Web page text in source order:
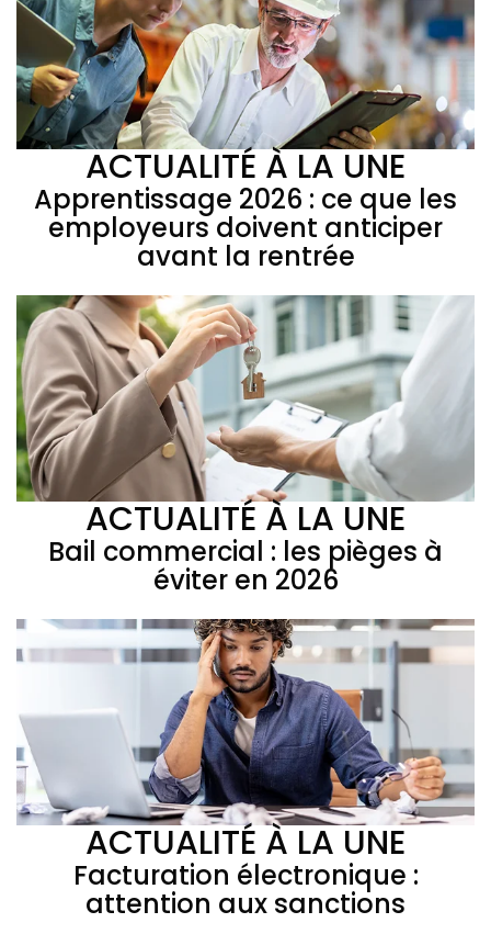
ACTUALITÉ À LA UNE
Apprentissage 2026 : ce que les
employeurs doivent anticiper
avant la rentrée
ACTUALITÉ À LA UNE
Bail commercial : les pièges à
éviter en 2026
ACTUALITÉ À LA UNE
Facturation électronique :
attention aux sanctions